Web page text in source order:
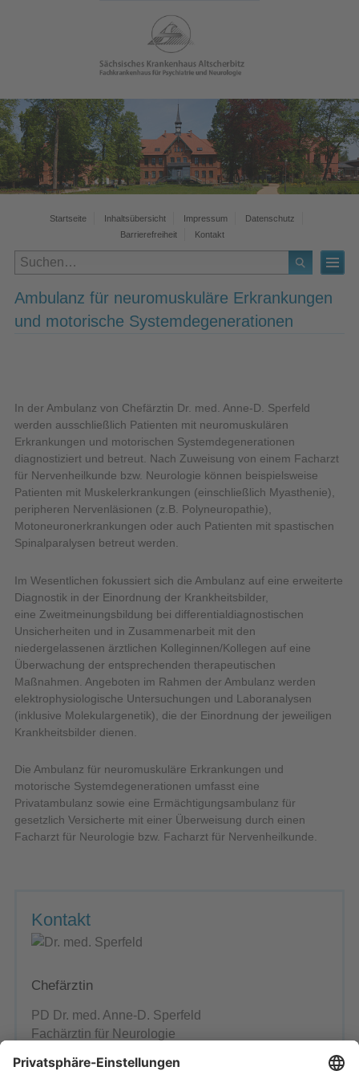
Startseite Inhaltsübersicht Impressum
Datenschutz
Barrierefreiheit
Kontakt
Ambulanz für neuromuskuläre Erkrankungen
und motorische Systemdegenerationen
In der Ambulanz von Chefärztin Dr. med. Anne-D. Sperfeld
werden ausschließlich Patienten mit neuromuskulären
Erkrankungen und motorischen Systemdegenerationen
diagnostiziert und betreut. Nach Zuweisung von einem Facharzt
für Nervenheilkunde bzw. Neurologie können beispielsweise
Patienten mit Muskelerkrankungen (einschließlich Myasthenie),
peripheren Nervenläsionen (z.B. Polyneuropathie),
Motoneuronerkrankungen oder auch Patienten mit spastischen
Spinalparalysen betreut werden.
Im Wesentlichen fokussiert sich die Ambulanz auf eine erweiterte
Diagnostik in der Einordnung der Krankheitsbilder,
eine Zweitmeinungsbildung bei differentialdiagnostischen
Unsicherheiten und in Zusammenarbeit mit den
niedergelassenen ärztlichen Kolleginnen/Kollegen auf eine
Überwachung der entsprechenden therapeutischen
Maßnahmen. Angeboten im Rahmen der Ambulanz werden
elektrophysiologische Untersuchungen und Laboranalysen
(inklusive Molekulargenetik), die der Einordnung der jeweiligen
Krankheitsbilder dienen.
Die Ambulanz für neuromuskuläre Erkrankungen und
motorische Systemdegenerationen umfasst eine
Privatambulanz sowie eine Ermächtigungsambulanz für
gesetzlich Versicherte mit einer Überweisung durch einen
Facharzt für Neurologie bzw. Facharzt für Nervenheilkunde.
Kontakt
Chefärztin
PD Dr. med. Anne-D. Sperfeld
Fachärztin für Neurologie